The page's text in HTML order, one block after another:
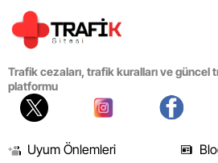
Trafik cezaları, trafik kuralları ve güncel
platformu
Uyum Önlemleri